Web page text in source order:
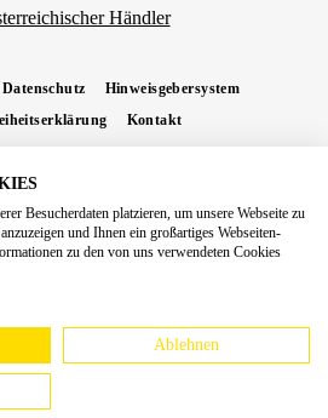
Datenschutz
Hinweisgebersystem
Kontakt
wenn nicht anders angegeben.
Forstinger Österreich GmbH
128 - 134/OG3, 3430 Tulln
Plattform hinzuweisen: webgate.ec.europa.eu/odr
Besucherdaten platzieren, um unsere Webseite zu
und Ihnen ein großartiges Webseiten-
zu den von uns verwendeten Cookies
Ablehnen